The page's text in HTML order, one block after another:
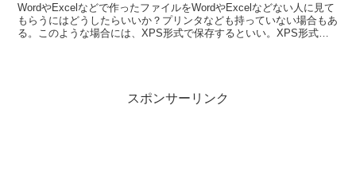
WordやExcelなどで作ったファイルをWordやExcelなどない人に見て
もらうにはどうしたらいいか？プリンタなども持っていない場合もあ
る。このような場合には、XPS形式で保存するといい。XPS形式と
スポンサーリンク